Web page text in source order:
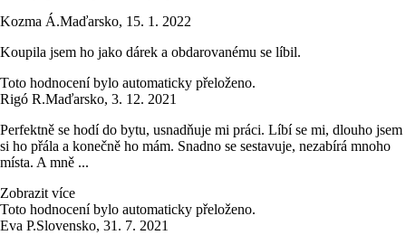
Kozma Á.Maďarsko, 15. 1. 2022
Koupila jsem ho jako dárek a obdarovanému se líbil.
Toto hodnocení bylo automaticky přeloženo.
Rigó R.Maďarsko, 3. 12. 2021
Perfektně se hodí do bytu, usnadňuje mi práci. Líbí se mi, dlouho jsem
si ho přála a konečně ho mám. Snadno se sestavuje, nezabírá mnoho
místa. A mně ...
Zobrazit více
Toto hodnocení bylo automaticky přeloženo.
Eva P.Slovensko, 31. 7. 2021